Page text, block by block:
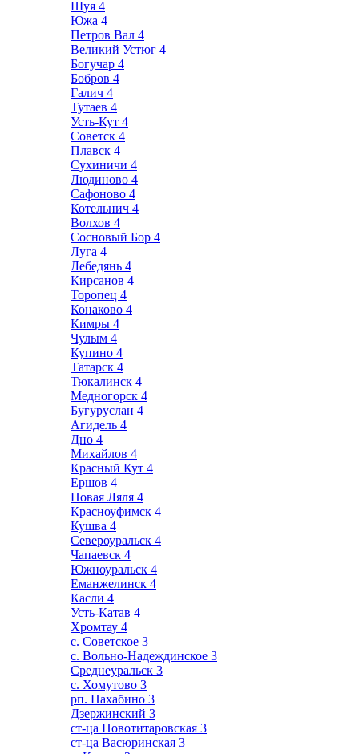
Шуя 4
Южа 4
Петров Вал 4
Великий Устюг 4
Богучар 4
Бобров 4
Галич 4
Тутаев 4
Усть-Кут 4
Советск 4
Плавск 4
Сухиничи 4
Людиново 4
Сафоново 4
Котельнич 4
Волхов 4
Сосновый Бор 4
Луга 4
Лебедянь 4
Кирсанов 4
Торопец 4
Конаково 4
Кимры 4
Чулым 4
Купино 4
Татарск 4
Тюкалинск 4
Медногорск 4
Бугуруслан 4
Агидель 4
Дно 4
Михайлов 4
Красный Кут 4
Ершов 4
Новая Ляля 4
Красноуфимск 4
Кушва 4
Североуральск 4
Чапаевск 4
Южноуральск 4
Еманжелинск 4
Касли 4
Усть-Катав 4
Хромтау 4
с. Советское 3
с. Вольно-Надеждинское 3
Среднеуральск 3
с. Хомутово 3
рп. Нахабино 3
Дзержинский 3
ст-ца Новотитаровская 3
ст-ца Васюринская 3